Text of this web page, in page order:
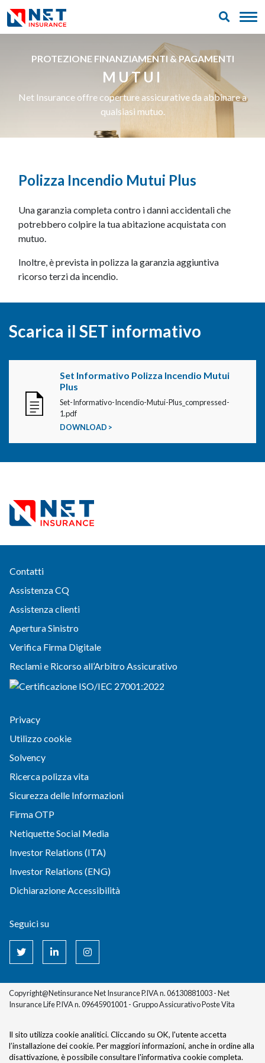
PROTEZIONE FINANZIAMENTI & PAGAMENTI
MUTUI
Net Insurance offre coperture assicurative da abbinare a
qualsiasi mutuo.
Polizza Incendio Mutui Plus
Una garanzia completa contro i danni accidentali che
potrebbero colpire la tua abitazione acquistata con
mutuo.
Inoltre, è prevista in polizza la garanzia aggiuntiva
ricorso terzi da incendio.
Scarica il SET informativo
Set Informativo Polizza Incendio Mutui
Plus
Set-Informativo-Incendio-Mutui-Plus_compressed-
1.pdf
DOWNLOAD >
Contatti
Assistenza CQ
Assistenza clienti
Apertura Sinistro
Verifica Firma Digitale
Reclami e Ricorso all’Arbitro Assicurativo
Privacy
Utilizzo cookie
Solvency
Ricerca polizza vita
Sicurezza delle Informazioni
Firma OTP
Netiquette Social Media
Investor Relations (ITA)
Investor Relations (ENG)
Dichiarazione Accessibilità
Seguici su
Copyright@Netinsurance Net Insurance P.IVA n. 06130881003 - Net
Insurance Life P.IVA n. 09645901001 - Gruppo Assicurativo Poste Vita
Il sito utilizza cookie analitici. Cliccando su OK, l'utente accetta
l’installazione dei cookie. Per maggiori informazioni, anche in ordine alla
disattivazione, è possibile consultare l'informativa cookie completa.